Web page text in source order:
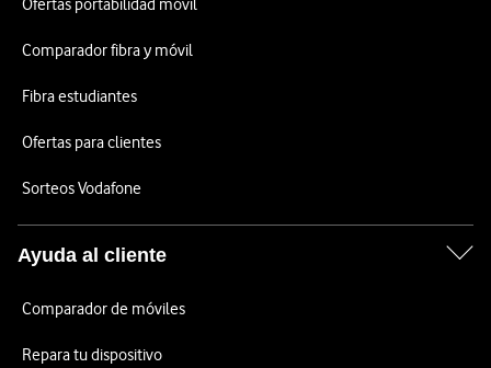
Ofertas portabilidad móvil
Comparador fibra y móvil
Fibra estudiantes
Ofertas para clientes
Sorteos Vodafone
Ayuda al cliente
Comparador de móviles
Repara tu dispositivo